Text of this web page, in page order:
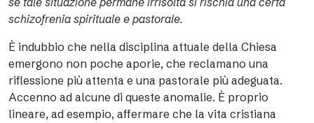
schizofrenia spirituale e pastorale.
È indubbio che nella disciplina attuale della Chiesa
emergono non poche aporie, che reclamano una
riflessione più attenta e una pastorale più adeguata.
Accenno ad alcune di queste anomalie. È proprio
lineare, ad esempio, affermare che la vita cristiana